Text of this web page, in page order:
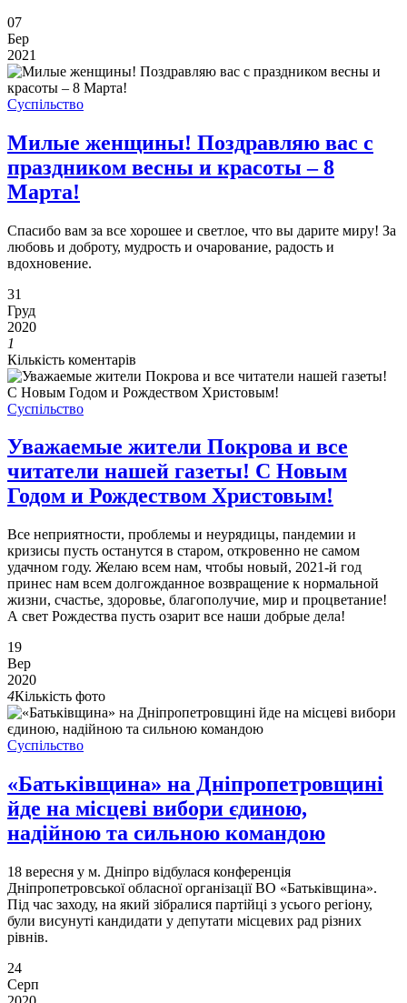
07
Бер
2021
Суспільство
Милые женщины! Поздравляю вас с
праздником весны и красоты – 8
Марта!
Спасибо вам за все хорошее и светлое, что вы дарите миру! За
любовь и доброту, мудрость и очарование, радость и
вдохновение.
31
Груд
2020
1
Кількість коментарів
Суспільство
Уважаемые жители Покрова и все
читатели нашей газеты! С Новым
Годом и Рождеством Христовым!
Все неприятности, проблемы и неурядицы, пандемии и
кризисы пусть останутся в старом, откровенно не самом
удачном году. Желаю всем нам, чтобы новый, 2021-й год
принес нам всем долгожданное возвращение к нормальной
жизни, счастье, здоровье, благополучие, мир и процветание!
А свет Рождества пусть озарит все наши добрые дела!
19
Вер
2020
4Кількість фото
Суспільство
«Батьківщина» на Дніпропетровщині
йде на місцеві вибори єдиною,
надійною та сильною командою
18 вересня у м. Дніпро відбулася конференція
Дніпропетровської обласної організації ВО «Батьківщина».
Під час заходу, на який зібралися партійці з усього регіону,
були висунуті кандидати у депутати місцевих рад різних
рівнів.
24
Серп